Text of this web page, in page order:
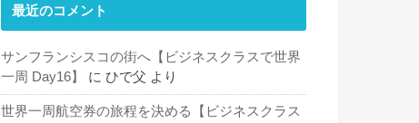
最近のコメント
サンフランシスコの街へ【ビジネスクラスで世界
一周 Day16】
に ひで父 より
世界一周航空券の旅程を決める【ビジネスクラス